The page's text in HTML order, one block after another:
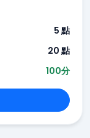
5 點
20 點
100分